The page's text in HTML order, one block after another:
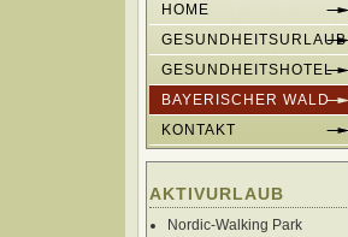
HOME
GESUNDHEITSURLAUB
GESUNDHEITSHOTEL
BAYERISCHER WALD
KONTAKT
AKTIVURLAUB
Nordic-Walking Park